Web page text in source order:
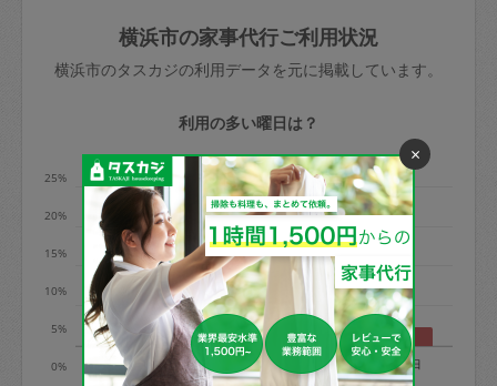
依頼者不在による当日キャンセル＝依頼
金額の100%＋交通費全額
※例：依頼日時／土曜日午前9時開始の場
合、水曜日午前9時以降はキャンセル料が
発生
水曜日9時〜金曜日9時まで＝依頼料金の
50%
金曜日9時～土曜日8時まで＝依頼金額の
100%
土曜日8時〜実施時間＝依頼金額の100%
＋交通費全額
依頼者不在による当日キャンセル＝依頼
きた場合は損害保険の対象外となるので
ご注意ください。
玉、など
あわせてこちらも参照ください：初めて
はありますか？
横浜市の家事代行ご利用状況
横浜市のタスカジの利用データを元に掲載しています。
利用の多い曜日は？
0%
5%
10%
15%
20%
25%
月 火 木 日
×